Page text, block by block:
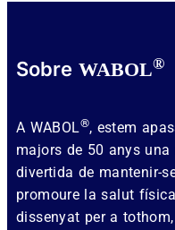
Sobre WABOL®
A WABOL®, estem
majors de 50 anys
divertida de mantenir-
promoure la salut
dissenyat per a